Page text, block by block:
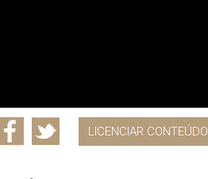
LICENCIAR CONTEÚDO